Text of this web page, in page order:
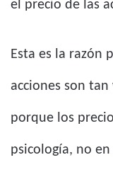
el precio de las
Esta es la razón
acciones son
porque los
psicología, no en